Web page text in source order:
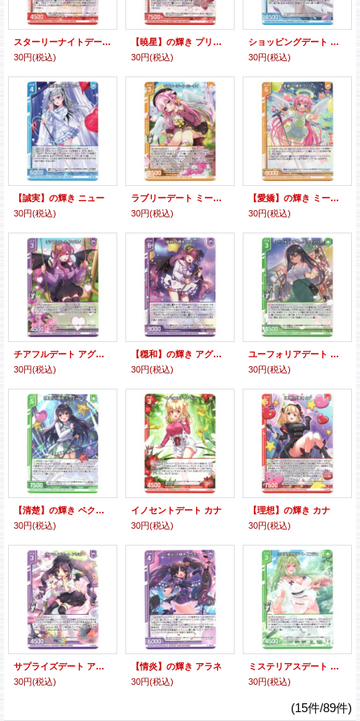
スターリーナイトデート プリズム
30円(税込)
【暁星】の輝き プリズム
30円(税込)
ショッピングデート ニュー
30円(税込)
【誠実】の輝き ニュー
30円(税込)
ラブリーデート ミーリィ
30円(税込)
【愛嬌】の輝き ミーリィ
30円(税込)
チアフルデート アグリィ
30円(税込)
【穏和】の輝き アグリィ
30円(税込)
ユーフォリアデート ペクティリス
30円(税込)
【清楚】の輝き ペクティリス
30円(税込)
イノセントデート カナ
30円(税込)
【理想】の輝き カナ
30円(税込)
サプライズデート アラネ
30円(税込)
【情炎】の輝き アラネ
30円(税込)
ミステリアスデート エンジュ
30円(税込)
(15件/89件)